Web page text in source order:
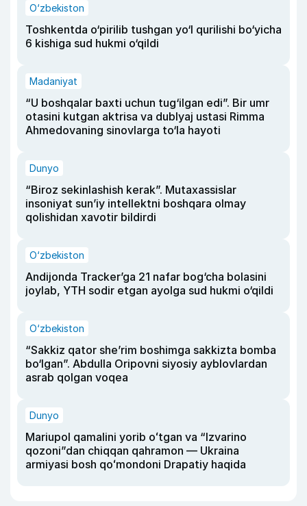
O‘zbekiston
Toshkentda o‘pirilib tushgan yo‘l qurilishi bo‘yicha
6 kishiga sud hukmi o‘qildi
Madaniyat
“U boshqalar baxti uchun tug‘ilgan edi”. Bir umr
otasini kutgan aktrisa va dublyaj ustasi Rimma
Ahmedovaning sinovlarga to‘la hayoti
Dunyo
“Biroz sekinlashish kerak”. Mutaxassislar
insoniyat sun’iy intellektni boshqara olmay
qolishidan xavotir bildirdi
O‘zbekiston
Andijonda Tracker’ga 21 nafar bog‘cha bolasini
joylab, YTH sodir etgan ayolga sud hukmi o‘qildi
O‘zbekiston
“Sakkiz qator she’rim boshimga sakkizta bomba
bo‘lgan”. Abdulla Oripovni siyosiy ayblovlardan
asrab qolgan voqea
Dunyo
Mariupol qamalini yorib oʻtgan va “Izvarino
qozoni”dan chiqqan qahramon — Ukraina
armiyasi bosh qoʻmondoni Drapatiy haqida